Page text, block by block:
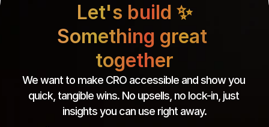
Let's build ✨
Something great
together
We want to make CRO accessible and show you
quick, tangible wins. No upsells, no lock-in, just
insights you can use right away.